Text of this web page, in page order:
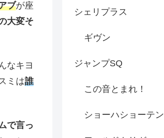
ブが座
大変そ
なキヨ
ミは誰
で言っ
シェリプラス
ギヴン
ジャンプSQ
この音とまれ！
ショーハショーテン